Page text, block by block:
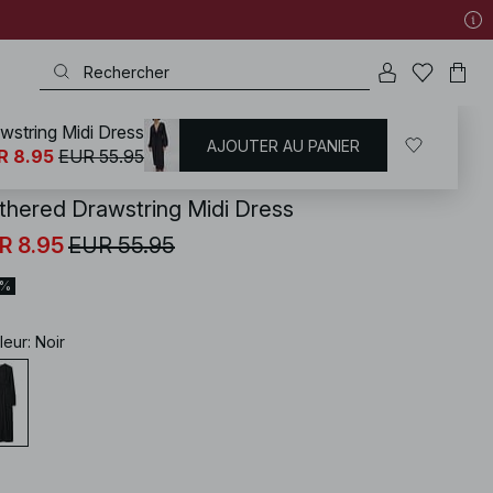
/ Robes Robes mi-longues
Drawstring Midi Dress
8.95EUR 55.95
: Noir
Midi Dress
8.95 EUR 55.95 AJOUTER AU PANIER